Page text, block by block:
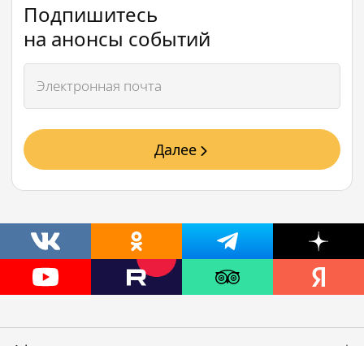
Подпишитесь
на анонсы событий
Далее